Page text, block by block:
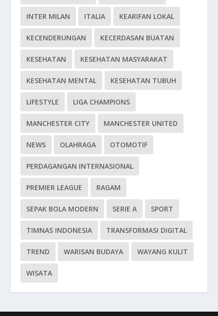
INTER MILAN ITALIA KEARIFAN LOKAL
KECENDERUNGAN KECERDASAN BUATAN
KESEHATAN KESEHATAN MASYARAKAT
KESEHATAN MENTAL KESEHATAN TUBUH
LIFESTYLE LIGA CHAMPIONS
MANCHESTER CITY MANCHESTER UNITED
NEWS OLAHRAGA OTOMOTIF
PERDAGANGAN INTERNASIONAL
PREMIER LEAGUE RAGAM
SEPAK BOLA MODERN SERIE A SPORT
TIMNAS INDONESIA TRANSFORMASI DIGITAL
TREND WARISAN BUDAYA WAYANG KULIT
WISATA